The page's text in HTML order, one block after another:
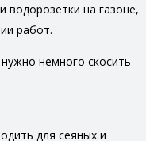
на газоне,
работ.
для сеяных и